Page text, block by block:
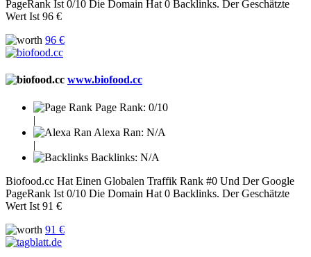
PageRank Ist 0/10 Die Domain Hat 0 Backlinks. Der Geschätzte
Wert Ist 96 €
96 €
www.biofood.cc
Page Rank: 0/10
|
Alexa Ran: N/A
|
Backlinks: N/A
Biofood.cc Hat Einen Globalen Traffik Rank #0 Und Der Google
PageRank Ist 0/10 Die Domain Hat 0 Backlinks. Der Geschätzte
Wert Ist 91 €
91 €